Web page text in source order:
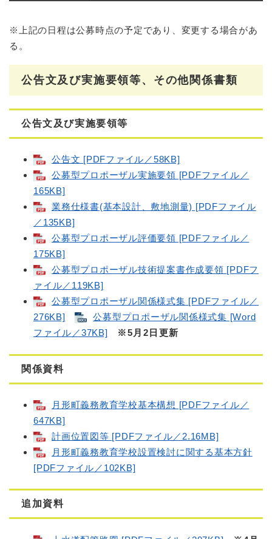
※上記の日程は公募時点の予定であり、変更する場合があ
る。
公告文及び実施要領等、その他関係書類
公告文及び実施要領等
公告文 [PDFファイル／58KB]
公募型プロポーザル実施要領 [PDFファイル／
165KB]
業務仕様書(基本設計、敷地測量) [PDFファイル
／135KB]
公募型プロポーザル評価要領 [PDFファイル／
175KB]
公募型プロポーザル技術提案書作成要領 [PDFフ
ァイル／119KB]
公募型プロポーザル関係様式集 [PDFファイル／
276KB]
公募型プロポーザル関係様式集 [Word
ファイル／37KB]
※5月2日更新
関係資料
月形町義務教育学校基本構想 [PDFファイル／
647KB]
計画位置図等 [PDFファイル／2.16MB]
月形町義務教育学校設置検討に関する基本方針
[PDFファイル／102KB]
追加資料